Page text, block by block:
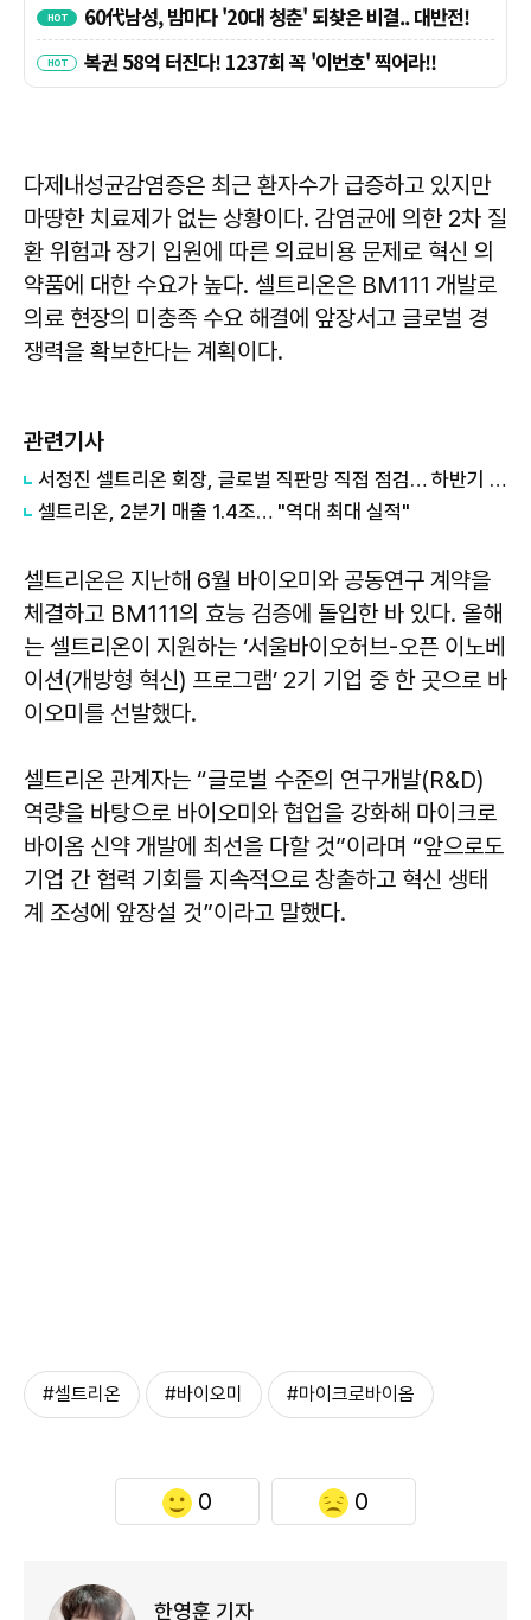
다제내성균감염증은 최근 환자수가 급증하고 있지만
마땅한 치료제가 없는 상황이다. 감염균에 의한 2차 질
환 위험과 장기 입원에 따른 의료비용 문제로 혁신 의
약품에 대한 수요가 높다. 셀트리온은 BM111 개발로
의료 현장의 미충족 수요 해결에 앞장서고 글로벌 경
쟁력을 확보한다는 계획이다.
관련기사
서정진 셀트리온 회장, 글로벌 직판망 직접 점검… 하반기 매출 확대 총력
셀트리온, 2분기 매출 1.4조… "역대 최대 실적"
셀트리온은 지난해 6월 바이오미와 공동연구 계약을
체결하고 BM111의 효능 검증에 돌입한 바 있다. 올해
는 셀트리온이 지원하는 ‘서울바이오허브-오픈 이노베
이션(개방형 혁신) 프로그램’ 2기 기업 중 한 곳으로 바
이오미를 선발했다.
셀트리온 관계자는 “글로벌 수준의 연구개발(R&D)
역량을 바탕으로 바이오미와 협업을 강화해 마이크로
바이옴 신약 개발에 최선을 다할 것”이라며 “앞으로도
기업 간 협력 기회를 지속적으로 창출하고 혁신 생태
계 조성에 앞장설 것”이라고 말했다.
#셀트리온 #바이오미 #마이크로바이옴
0 0
한영훈 기자